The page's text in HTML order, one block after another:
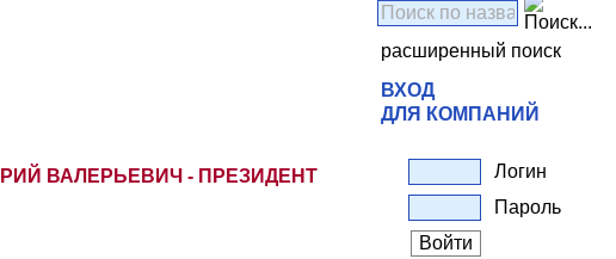
ВАЛЕРЬЕВИЧ - ПРЕЗИДЕНТ
расширенный поиск
ВХОД
ДЛЯ КОМПАНИЙ
Логин
Пароль